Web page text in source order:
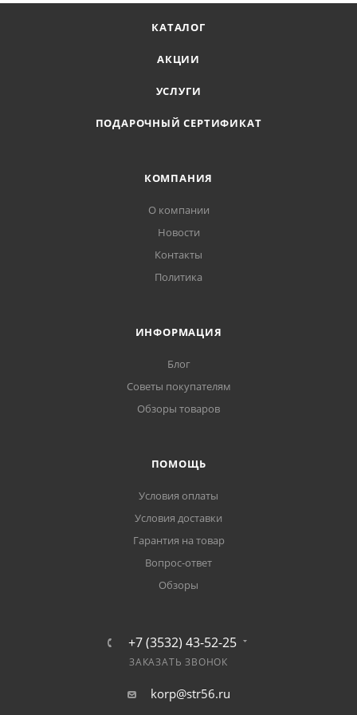
В случае попадания в глаза промыть большим
количеством воды и немедленно обратиться к
КАТАЛОГ
АКЦИИ
УСЛУГИ
ПОДАРОЧНЫЙ СЕРТИФИКАТ
КОМПАНИЯ
О компании
Новости
Контакты
Политика
ИНФОРМАЦИЯ
Блог
Советы покупателям
Обзоры товаров
ПОМОЩЬ
Условия оплаты
Условия доставки
Гарантия на товар
Вопрос-ответ
Обзоры
+7 (3532) 43-52-25
ЗАКАЗАТЬ ЗВОНОК
korp@str56.ru